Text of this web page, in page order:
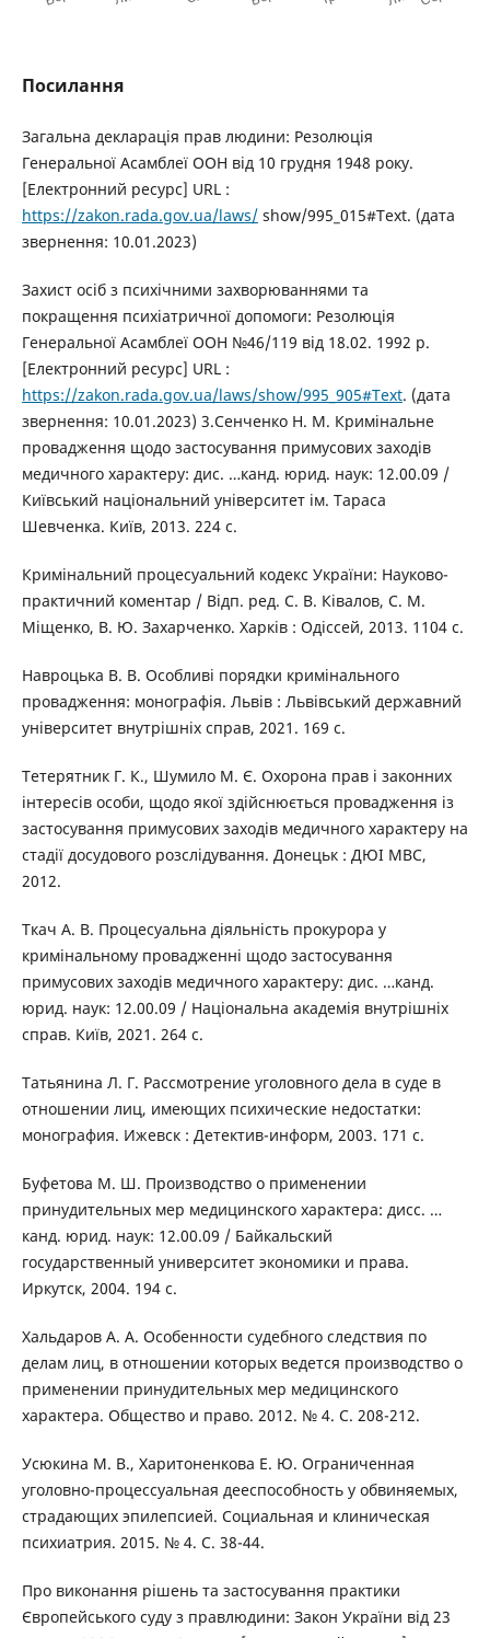
Посилання
Загальна декларація прав людини: Резолюція
Генеральної Асамблеї ООН від 10 грудня 1948 року.
[Електронний ресурс] URL :
https://zakon.rada.gov.ua/laws/show/995_015#Text. (дата
звернення: 10.01.2023)
Захист осіб з психічними захворюваннями та
покращення психіатричної допомоги: Резолюція
Генеральної Асамблеї ООН №46/119 від 18.02. 1992 р.
[Електронний ресурс] URL :
https://zakon.rada.gov.ua/laws/show/995_905#Text. (дата
звернення: 10.01.2023) 3.Сенченко Н. М. Кримінальне
провадження щодо застосування примусових заходів
медичного характеру: дис. …канд. юрид. наук: 12.00.09 /
Київський національний університет ім. Тараса
Шевченка. Київ, 2013. 224 с.
Кримінальний процесуальний кодекс України: Науково-
практичний коментар / Відп. ред. С. В. Ківалов, С. М.
Міщенко, В. Ю. Захарченко. Харків : Одіссей, 2013. 1104 с.
Навроцька В. В. Особливі порядки кримінального
провадження: монографія. Львів : Львівський державний
університет внутрішніх справ, 2021. 169 с.
Тетерятник Г. К., Шумило М. Є. Охорона прав і законних
інтересів особи, щодо якої здійснюється провадження із
застосування примусових заходів медичного характеру на
стадії досудового розслідування. Донецьк : ДЮІ МВС,
2012.
Ткач А. В. Процесуальна діяльність прокурора у
кримінальному провадженні щодо застосування
примусових заходів медичного характеру: дис. …канд.
юрид. наук: 12.00.09 / Національна академія внутрішніх
справ. Київ, 2021. 264 с.
Татьянина Л. Г. Рассмотрение уголовного дела в суде в
отношении лиц, имеющих психические недостатки:
монография. Ижевск : Детектив-информ, 2003. 171 с.
Буфетова М. Ш. Производство о применении
принудительных мер медицинского характера: дисс. …
канд. юрид. наук: 12.00.09 / Байкальский
государственный университет экономики и права.
Иркутск, 2004. 194 с.
Хальдаров А. А. Особенности судебного следствия по
делам лиц, в отношении которых ведется производство о
применении принудительных мер медицинского
характера. Общество и право. 2012. № 4. С. 208-212.
Усюкина М. В., Харитоненкова Е. Ю. Ограниченная
уголовно-процессуальная дееспособность у обвиняемых,
страдающих эпилепсией. Социальная и клиническая
психиатрия. 2015. № 4. С. 38-44.
Про виконання рішень та застосування практики
Європейського суду з правлюдини: Закон України від 23